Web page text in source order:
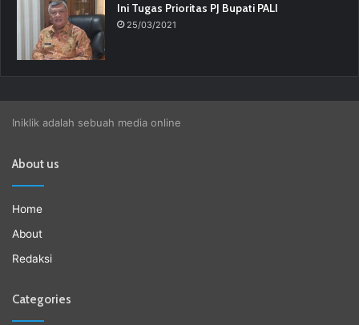
Ini Tugas Prioritas PJ Bupati PALI
25/03/2021
Iniklik adalah sebuah media online
About us
Home
About
Redaksi
Categories